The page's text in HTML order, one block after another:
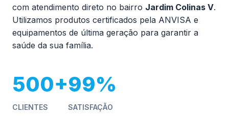
com atendimento direto no bairro Jardim Colinas V.
Utilizamos produtos certificados pela ANVISA e
equipamentos de última geração para garantir a
saúde da sua família.
500+
CLIENTES
99%
SATISFAÇÃO